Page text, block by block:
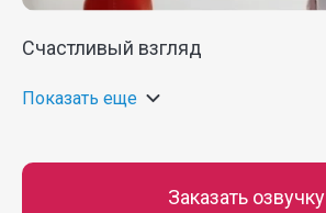
Счастливый взгляд
Показать еще
Заказать озвучку